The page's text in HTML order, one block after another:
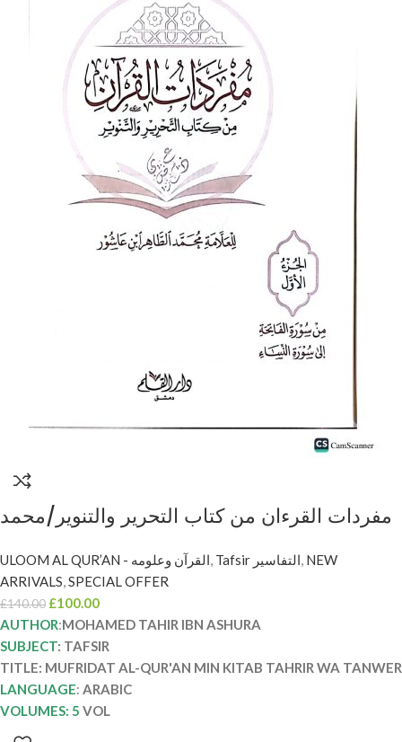
مفردات القرءان من كتاب التحرير والتنوير/محمد
QUR’AN MIN KITAB TAHRIR WA TANWER
ULOOM AL QUR’AN - القرآن وعلومه, Tafsir التفاسير, NEW
ARRIVALS,SPECIAL OFFER
£140.00 £100.00
AUTHOR:MOHAMED TAHIR IBN ASHURA
SUBJECT: TAFSIR
TITLE: MUFRIDAT AL-QUR'AN MIN KITAB TAHRIR WA TANWER
LANGUAGE: ARABIC
VOLUMES: 5 VOL